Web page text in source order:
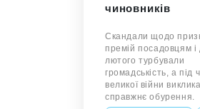
чиновників
Скандали щодо
премій посадовцям і
лютого турбували
громадськість, а під
великої війни
справжнє обурення.